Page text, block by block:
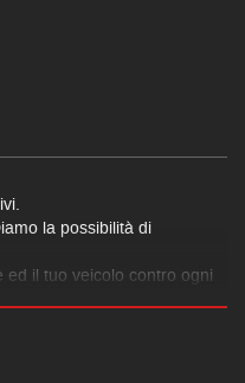
la possibilità di
il tuo veicolo contro ogni
nella risoluzione dei